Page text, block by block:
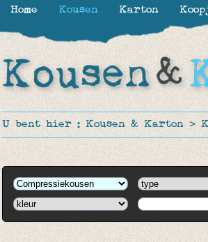
U bent hier : Kousen & Karton >
Home Kousen Karton